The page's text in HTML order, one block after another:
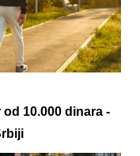
10.000 dinara -